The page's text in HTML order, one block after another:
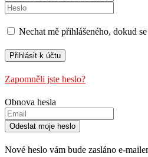
Nechat mě přihlášeného, ​​dokud
Zapomněli jste heslo?
Obnova hesla
Nové heslo vám bude zasláno e-